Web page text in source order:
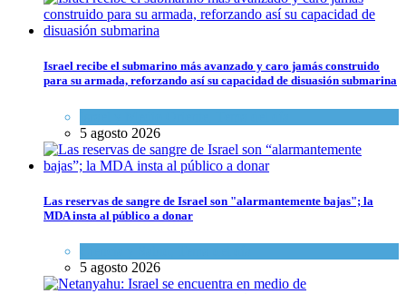
Israel recibe el submarino más avanzado y caro jamás construido
para su armada, reforzando así su capacidad de disuasión submarina
5 agosto 2026
Las reservas de sangre de Israel son "alarmantemente bajas"; la
MDA insta al público a donar
5 agosto 2026